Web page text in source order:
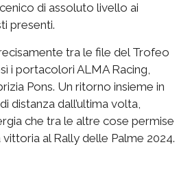
di assoluto livello ai
presenti.
tra le file del Trofeo
i portacolori ALMA Racing,
Pons. Un ritorno insieme in
distanza dall’ultima volta,
che tra le altre cose permise
al Rally delle Palme 2024.